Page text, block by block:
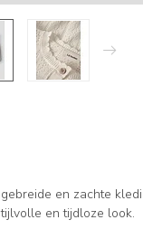
en zachte
en tijdloze look.